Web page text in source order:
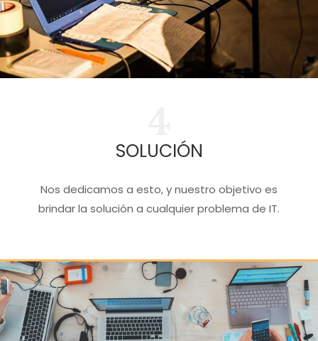
SOLUCIÓN
Nos dedicamos a esto, y nuestro objetivo es
brindar la solución a cualquier problema de IT.